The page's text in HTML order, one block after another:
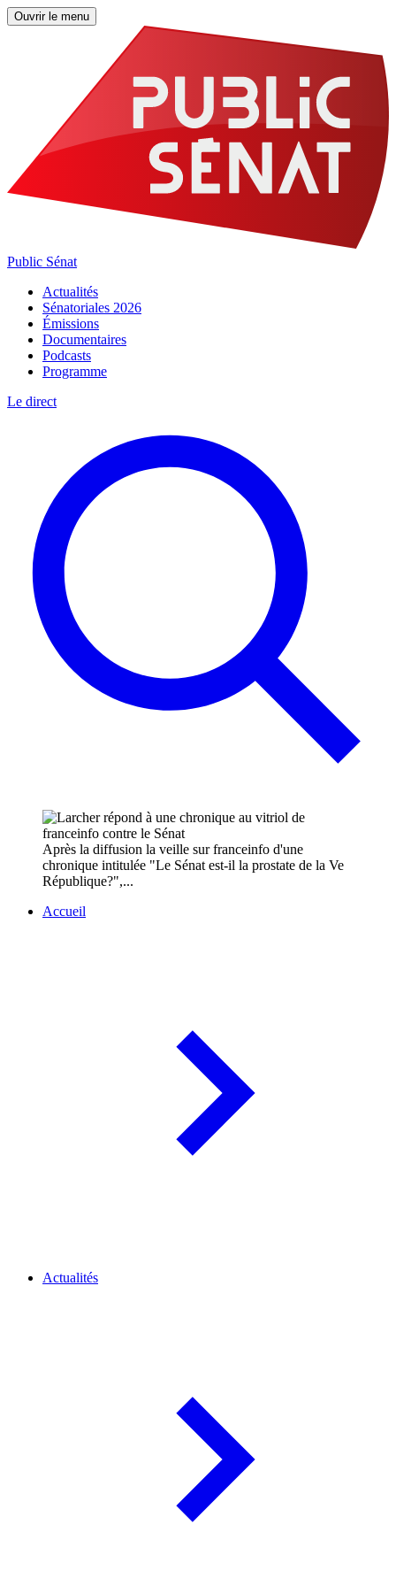
Ouvrir le menu
Public Sénat
Actualités
Sénatoriales 2026
Émissions
Documentaires
Podcasts
Programme
Le direct
Après la diffusion la veille sur franceinfo d'une
chronique intitulée "Le Sénat est-il la prostate de la Ve
République?",...
Accueil
Actualités